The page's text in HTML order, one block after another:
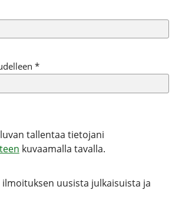
*
tallentaa tietojani
kuvaamalla tavalla.